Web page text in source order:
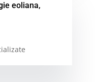
eoliana,